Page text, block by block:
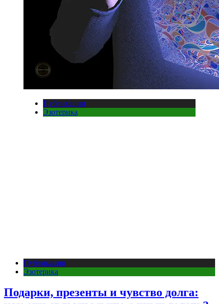
Публикации
Эзотерика
Публикации
Эзотерика
Подарки, презенты и чувство долга: